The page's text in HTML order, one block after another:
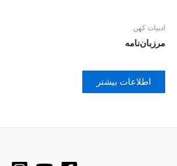
ادبیات کهن
مرزبان‌نامه
اطلاعات بیشتر